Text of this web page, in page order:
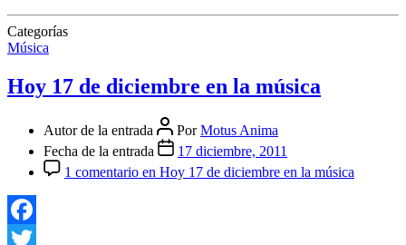
Categorías
Música
Hoy 17 de diciembre en la música
Autor de la entrada PorMotus Anima
Fecha de la entrada
17 diciembre, 2011
1 comentario en Hoy 17 de diciembre en la música
Facebook